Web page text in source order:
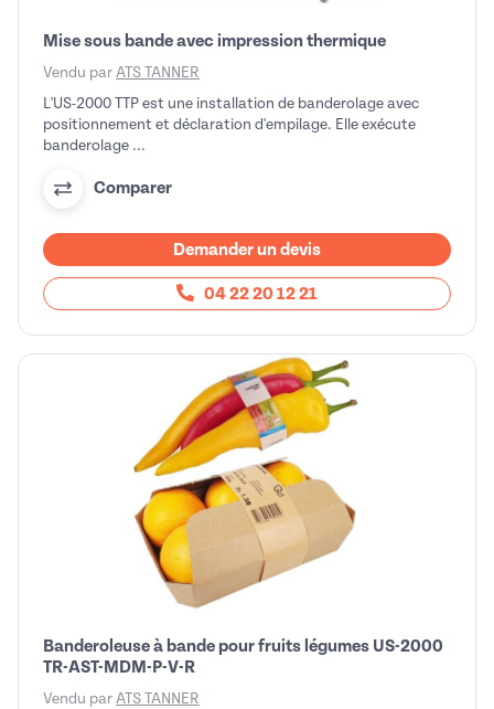
Mise sous bande avec impression thermique
Vendu par ATS TANNER
L'US-2000 TTP est une installation de banderolage avec
positionnement et déclaration d'empilage. Elle exécute
banderolage ...
Comparer
Demander un devis
04 22 20 12 21
Banderoleuse à bande pour fruits légumes US-2000
TR-AST-MDM-P-V-R
Vendu par ATS TANNER